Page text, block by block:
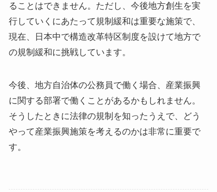
ることはできません。ただし、今後地方創生を実
行していくにあたって規制緩和は重要な施策で、
現在、日本中で構造改革特区制度を設けて地方で
の規制緩和に挑戦しています。
今後、地方自治体の公務員で働く場合、産業振興
に関する部署で働くことがあるかもしれません。
そうしたときに法律の規制を知ったうえで、どう
やって産業振興施策を考えるのかは非常に重要で
す。